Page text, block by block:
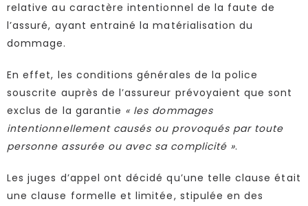
relative au caractère intentionnel de la faute de
l’assuré, ayant entrainé la matérialisation du
dommage.
En effet, les conditions générales de la police
souscrite auprès de l’assureur prévoyaient que sont
exclus de la garantie « les dommages
intentionnellement causés ou provoqués par toute
personne assurée ou avec sa complicité ».
Les juges d’appel ont décidé qu’une telle clause était
une clause formelle et limitée, stipulée en des